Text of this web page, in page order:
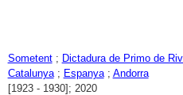
Sometent; Dictadura de Primo de
Catalunya; Espanya; Andorra
[1923 - 1930]; 2020